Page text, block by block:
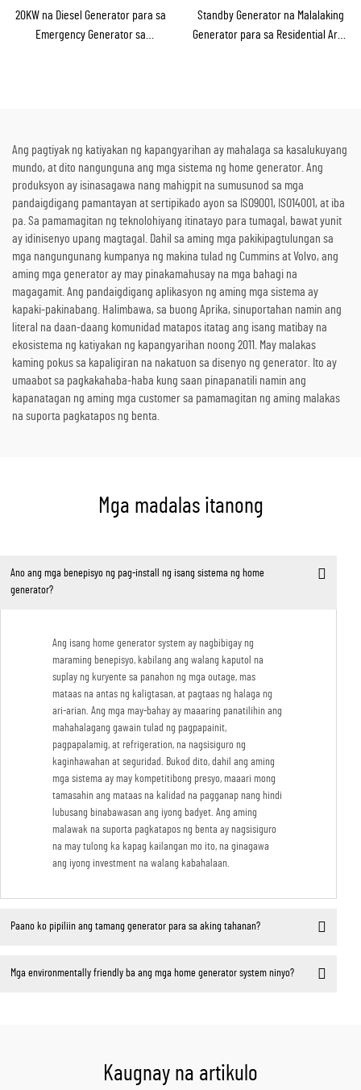
20KW na Diesel Generator para sa
Emergency Generator sa
Standby Generator na Malalaking
Generator para sa Residential Area
Ang pagtiyak ng katiyakan ng kapangyarihan ay mahalaga sa kasalukuyang
mundo, at dito nangunguna ang mga sistema ng home generator. Ang
produksyon ay isinasagawa nang mahigpit na sumusunod sa mga
pandaigdigang pamantayan at sertipikado ayon sa ISO9001, ISO14001, at iba
pa. Sa pamamagitan ng teknolohiyang itinatayo para tumagal, bawat yunit
ay idinisenyo upang magtagal. Dahil sa aming mga pakikipagtulungan sa
mga nangungunang kumpanya ng makina tulad ng Cummins at Volvo, ang
aming mga generator ay may pinakamahusay na mga bahagi na
magagamit. Ang pandaigdigang aplikasyon ng aming mga sistema ay
kapaki-pakinabang. Halimbawa, sa buong Aprika, sinuportahan namin ang
literal na daan-daang komunidad matapos itatag ang isang matibay na
ekosistema ng katiyakan ng kapangyarihan noong 2011. May malakas
kaming pokus sa kapaligiran na nakatuon sa disenyo ng generator. Ito ay
umaabot sa pagkakahaba-haba kung saan pinapanatili namin ang
kapanatagan ng aming mga customer sa pamamagitan ng aming malakas
na suporta pagkatapos ng benta.
Mga madalas itanong
Ano ang mga benepisyo ng pag-install ng isang sistema ng home
generator?
Ang isang home generator system ay nagbibigay ng
maraming benepisyo, kabilang ang walang kaputol na
suplay ng kuryente sa panahon ng mga outage, mas
mataas na antas ng kaligtasan, at pagtaas ng halaga ng
ari-arian. Ang mga may-bahay ay maaaring panatilihin ang
mahahalagang gawain tulad ng pagpapainit,
pagpapalamig, at refrigeration, na nagsisiguro ng
kaginhawahan at seguridad. Bukod dito, dahil ang aming
mga sistema ay may kompetitibong presyo, maaari mong
tamasahin ang mataas na kalidad na pagganap nang hindi
lubusang binabawasan ang iyong badyet. Ang aming
malawak na suporta pagkatapos ng benta ay nagsisiguro
na may tulong ka kapag kailangan mo ito, na ginagawa
ang iyong investment na walang kabahalaan.
Paano ko pipiliin ang tamang generator para sa aking tahanan?
Mga environmentally friendly ba ang mga home generator system ninyo?
Kaugnay na artikulo